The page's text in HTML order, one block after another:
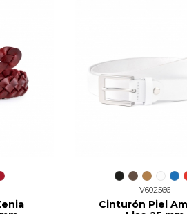
V602566
Cinturón Piel